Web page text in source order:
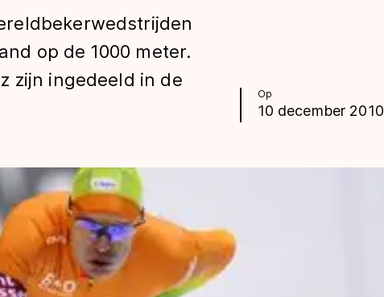
Op
10 december 2010
op de 1000 meter.
zijn ingedeeld in de